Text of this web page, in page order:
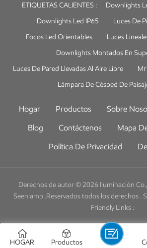
ETIQUETAS CALIENTES :
Downlights
Downlights Led IP65
Luces De
Focos Led Orientables
Luces
Downlights Montados En
Luces De Pared Llevadas Al Aire Libre
Lámpara De Césped De
Hogar Productos Sobre
Blog
Contáctenos Mapa
Política De Privacidad
Derechos de autor © 2026 Iluminación
Seenlamp .Reservados todos los derechos .
Friendly Links :
HOGAR Productos